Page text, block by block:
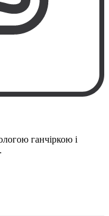
ганчіркою і